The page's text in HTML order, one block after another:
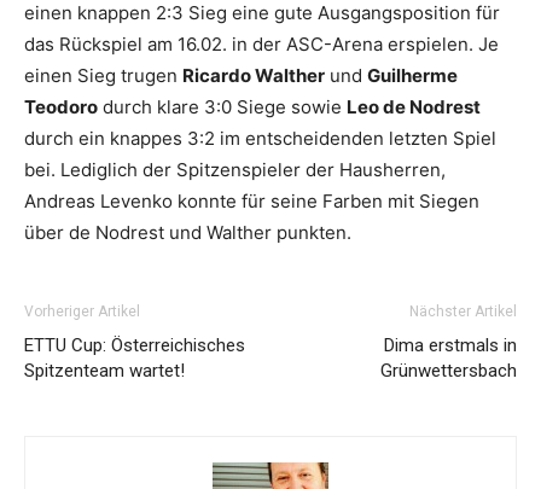
einen knappen 2:3 Sieg eine gute Ausgangsposition für
das Rückspiel am 16.02. in der ASC-Arena erspielen. Je
einen Sieg trugen Ricardo Walther und Guilherme
Teodoro durch klare 3:0 Siege sowie Leo de Nodrest
durch ein knappes 3:2 im entscheidenden letzten Spiel
bei. Lediglich der Spitzenspieler der Hausherren,
Andreas Levenko konnte für seine Farben mit Siegen
über de Nodrest und Walther punkten.
Vorheriger Artikel
ETTU Cup: Österreichisches
Spitzenteam wartet!
Nächster Artikel
Dima erstmals in
Grünwettersbach